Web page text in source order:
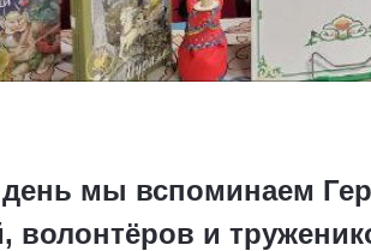
день мы вспоминаем
волонтёров и